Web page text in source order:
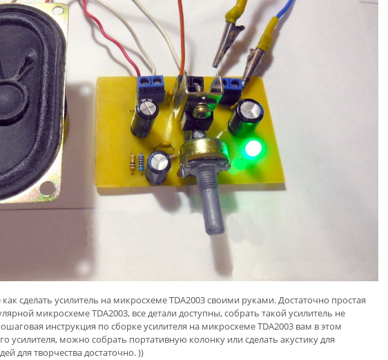
как сделать усилитель на микросхеме TDA2003 своими руками. Достаточно простая
микросхеме TDA2003, все детали доступны, собрать такой усилитель не
инструкция по сборке усилителя на микросхеме TDA2003 вам в этом
усилителя, можно собрать портативную колонку или сделать акустику для
для творчества достаточно. ))